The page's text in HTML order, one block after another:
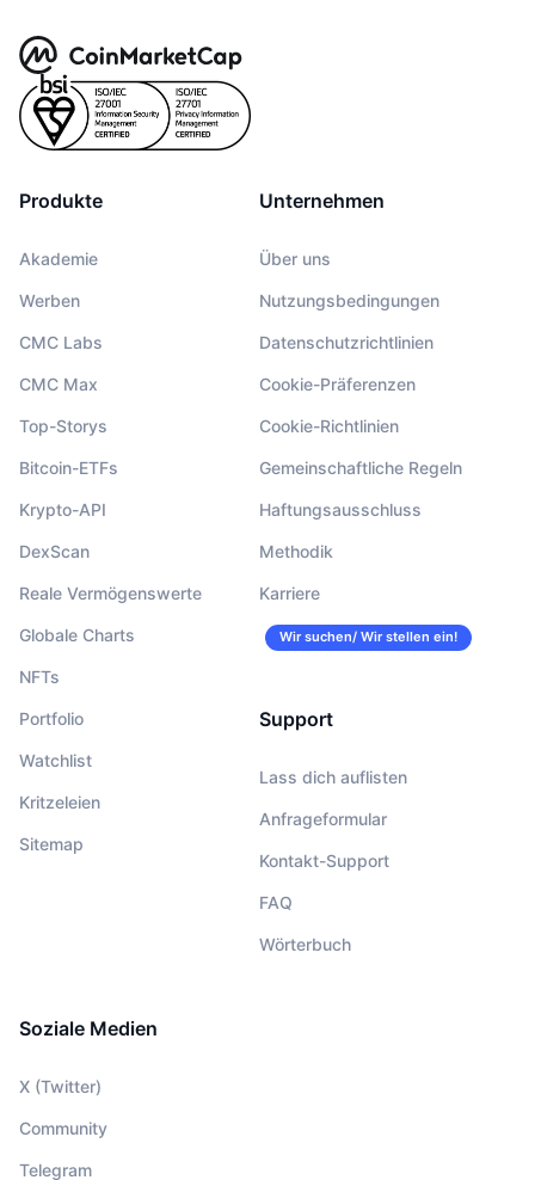
Produkte
Akademie
Werben
CMC Labs
CMC Max
Top-Storys
Bitcoin-ETFs
Krypto-API
DexScan
Reale Vermögenswerte
Globale Charts
NFTs
Portfolio
Watchlist
Kritzeleien
Sitemap
Unternehmen
Über uns
Nutzungsbedingungen
Datenschutzrichtlinien
Cookie-Präferenzen
Cookie-Richtlinien
Gemeinschaftliche Regeln
Haftungsausschluss
Methodik
Karriere
Wir suchen/ Wir stellen ein!
Support
Lass dich auflisten
Anfrageformular
Kontakt-Support
FAQ
Wörterbuch
Soziale Medien
X (Twitter)
Community
Telegram